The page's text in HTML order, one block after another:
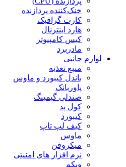
خنک‌کننده پردازنده
کارت گرافیک
هارد اینترنال
کیس کامپیوتر
مادربرد
لوازم جانبی
منبع تغذیه
باندل کیبورد و ماوس
پاوربانک
صندلی گیمینگ
کول پد
کیبورد
کیف لپ تاپ
ماوس
میکروفن
نرم افزار های امنیتی
وبکم